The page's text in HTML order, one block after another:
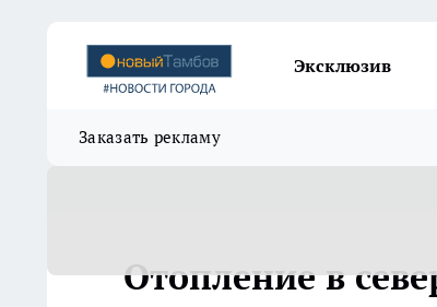
Эксклюзив
Заказать рекламу
Отопление в